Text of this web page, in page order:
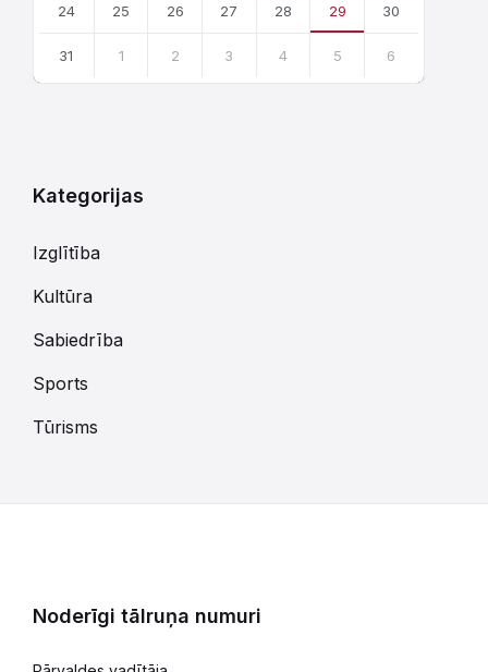
24 25 26 27 28 29 30
31 1 2 3 4 5 6
Kategorijas
Izglītība
Kultūra
Sabiedrība
Sports
Tūrisms
Noderīgi tālruņa numuri